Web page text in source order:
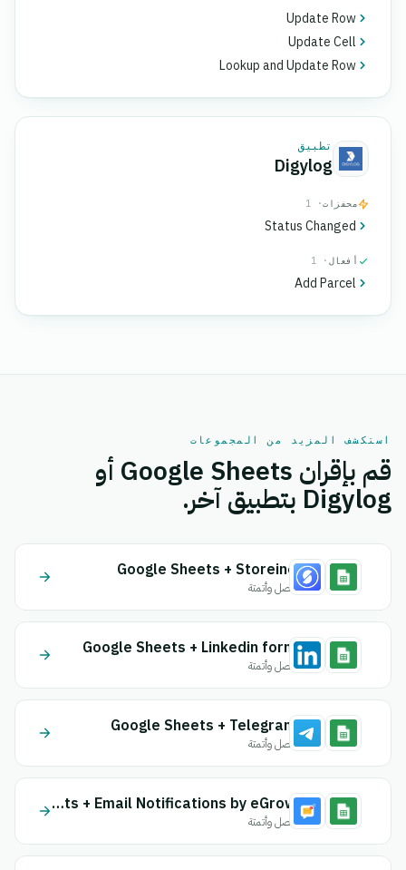
Update Row
Update Cell
Lookup and Update Row
تطبيق
Digylog
محفزات· 1
Status Changed
أفعال · 1
Add Parcel
استكشف المزيد من المجموعات
قم بإقران Google Sheets أو
Digylog بتطبيق آخر.
Google Sheets + Storeino
اتصل وأتمتة
Google Sheets + Linkedin form
اتصل وأتمتة
Google Sheets + Telegram
اتصل وأتمتة
Google Sheets + Email Notifications by eGrow
اتصل وأتمتة